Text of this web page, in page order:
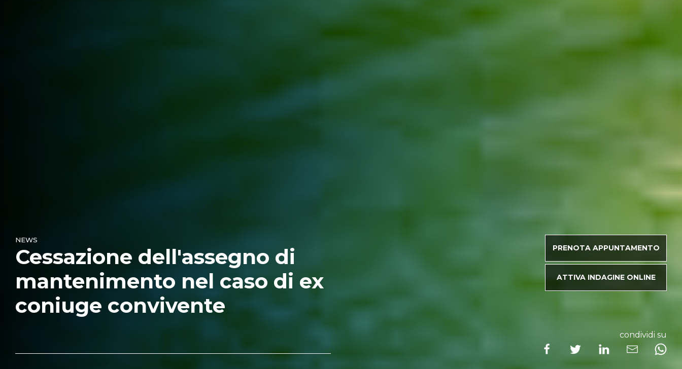
NEWS
Cessazione dell'assegno di
mantenimento nel caso di ex
coniuge convivente
PRENOTA APPUNTAMENTO
ATTIVA INDAGINE ONLINE
condividi su